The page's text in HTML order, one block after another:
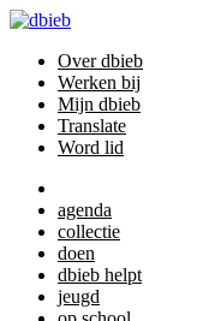
Over dbieb
Werken bij
Mijn dbieb
Translate
Word lid
agenda
collectie
doen
dbieb helpt
jeugd